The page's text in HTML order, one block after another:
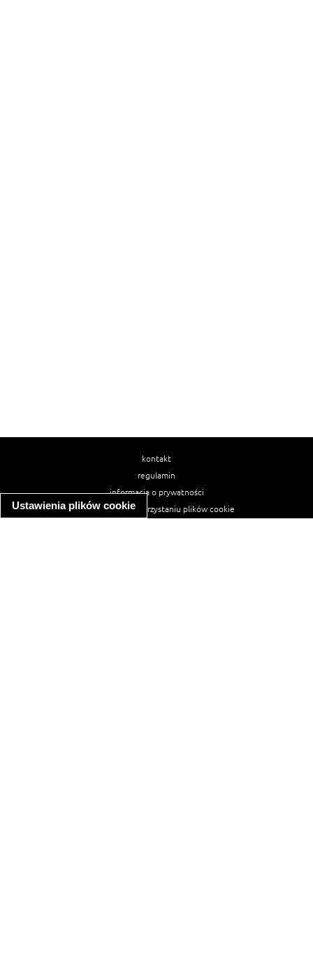
Ustawienia plików cookie
kontakt
regulamin
informacja o prywatności
informacja o wykorzystaniu plików cookie